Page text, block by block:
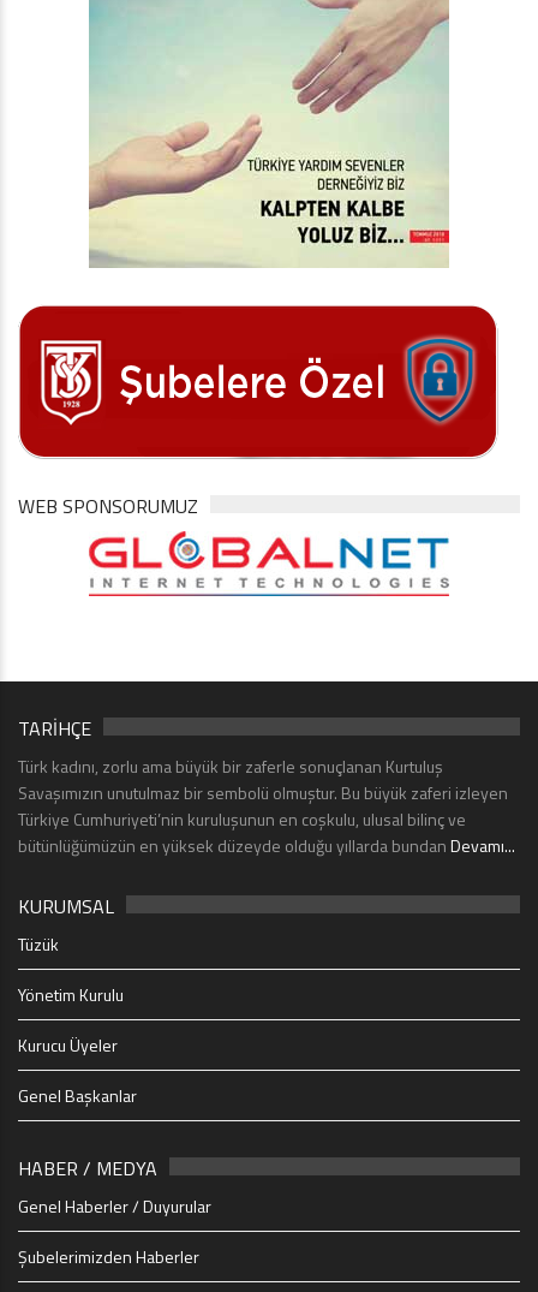
WEB SPONSORUMUZ
TARİHÇE
Türk kadını, zorlu ama büyük bir zaferle sonuçlanan Kurtuluş
Savaşımızın unutulmaz bir sembolü olmuştur. Bu büyük zaferi izleyen
Türkiye Cumhuriyeti’nin kuruluşunun en coşkulu, ulusal bilinç ve
bütünlüğümüzün en yüksek düzeyde olduğu yıllarda bundanDevamı...
KURUMSAL
Tüzük
Yönetim Kurulu
Kurucu Üyeler
Genel Başkanlar
HABER / MEDYA
Genel Haberler / Duyurular
Şubelerimizden Haberler